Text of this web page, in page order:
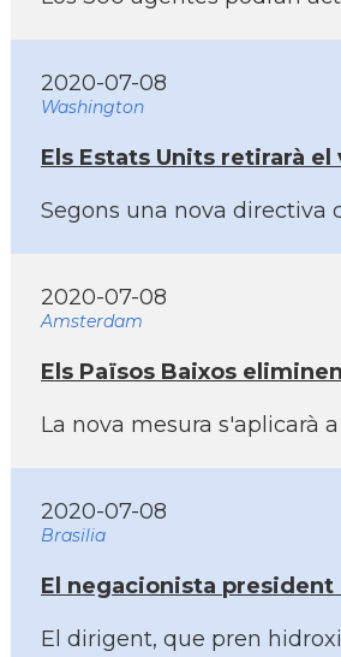
2020-07-08
Washington
Els Estats Units retirarà
Segons una nova directiva
2020-07-08
Amsterdam
Els Països Baixos
La nova mesura s'aplicarà
2020-07-08
Brasilia
El negacionista
El dirigent, que pren